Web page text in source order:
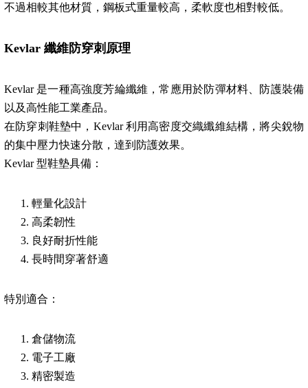
不過相較其他材質，鋼板式重量較高，柔軟度也相對較低。
Kevlar 纖維防穿刺原理
Kevlar 是一種高強度芳綸纖維，常應用於防彈材料、防護裝備
以及高性能工業產品。
在防穿刺鞋墊中，Kevlar 利用高密度交織纖維結構，將尖銳物
的集中壓力快速分散，達到防護效果。
Kevlar 型鞋墊具備：
輕量化設計
高柔韌性
良好耐折性能
長時間穿著舒適
特別適合：
倉儲物流
電子工廠
精密製造